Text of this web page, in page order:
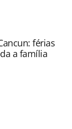
2025/05/
pela
brasileira
sem
férias
a família